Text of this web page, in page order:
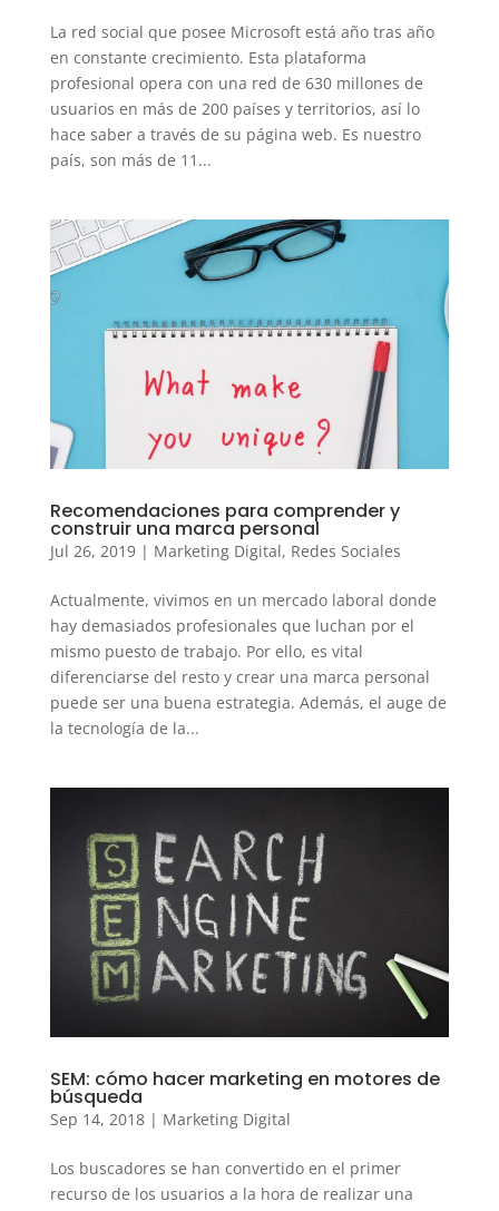
La red social que posee Microsoft está año tras año
en constante crecimiento. Esta plataforma
profesional opera con una red de 630 millones de
usuarios en más de 200 países y territorios, así lo
hace saber a través de su página web. Es nuestro
país, son más de 11...
Recomendaciones para comprender y
construir una marca personal
Jul 26, 2019| Marketing Digital, Redes Sociales
Actualmente, vivimos en un mercado laboral donde
hay demasiados profesionales que luchan por el
mismo puesto de trabajo. Por ello, es vital
diferenciarse del resto y crear una marca personal
puede ser una buena estrategia. Además, el auge de
la tecnología de la...
SEM: cómo hacer marketing en motores de
búsqueda
Sep 14, 2018| Marketing Digital
Los buscadores se han convertido en el primer
recurso de los usuarios a la hora de realizar una